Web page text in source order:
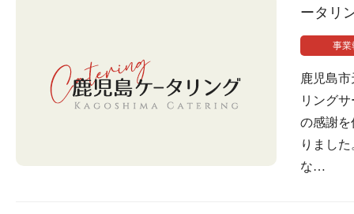
ータリ
事業
鹿児島
リング
の感謝を
りまし
な…